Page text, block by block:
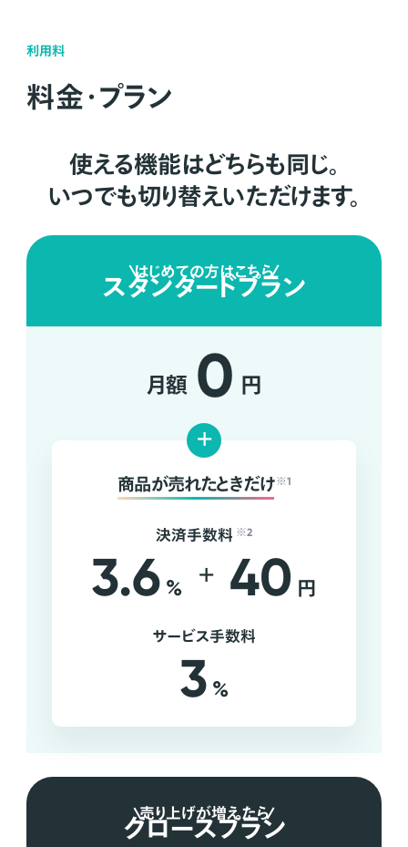
利用料
料金・プラン
使える機能はどちらも同じ。
いつでも切り替えいただけます。
はじめての方はこちら
スタンダードプラン
月額 0 円
+
商品が売れたときだけ ※1
決済手数料 ※2
3.6 % + 40 円
サービス手数料
3 %
売り上げが増えたら
グロースプラン